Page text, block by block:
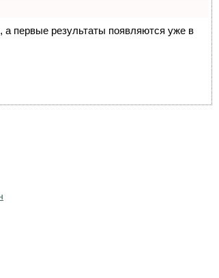
а первые результаты появляются уже в